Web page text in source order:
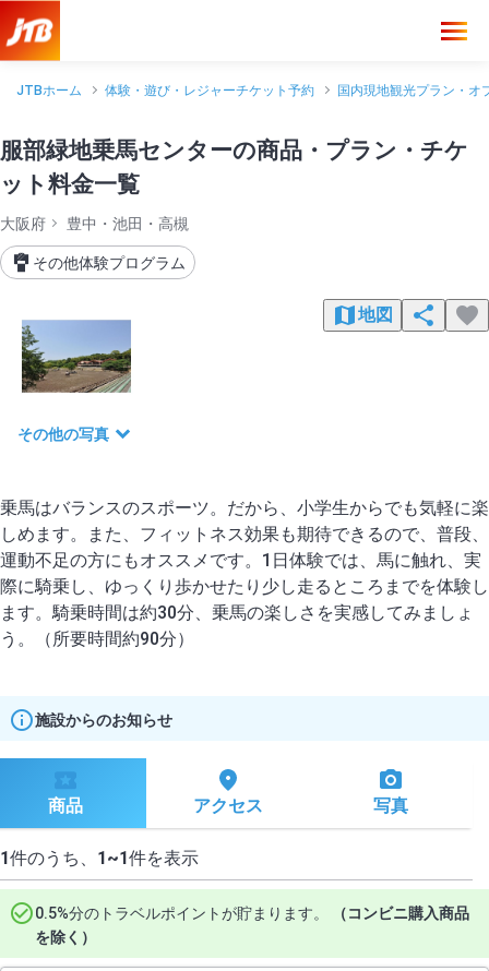
JTBホーム 体験・遊び・レジャーチケット予約 国内現地観光プラン・オ
服部緑地乗馬センターの商品・プラン・チケ
ット料金一覧
大阪府 豊中・池田・高槻
その他体験プログラム
地図
その他の写真
乗馬はバランスのスポーツ。だから、小学生からでも気軽に楽
しめます。また、フィットネス効果も期待できるので、普段、
運動不足の方にもオススメです。1日体験では、馬に触れ、実
際に騎乗し、ゆっくり歩かせたり少し走るところまでを体験し
ます。騎乗時間は約30分、乗馬の楽しさを実感してみましょ
施設からのお知らせ
商品 アクセス 写真
1件のうち、 1~1件を表示
0.5%分のトラベルポイントが貯まります。
（コンビニ購入商品
を除く）